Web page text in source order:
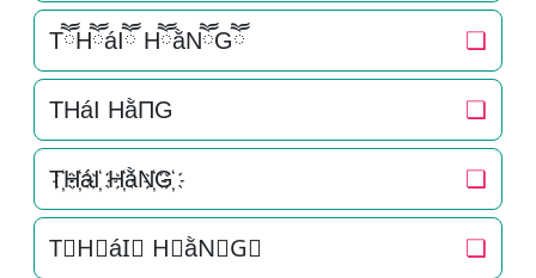
TཽHཽáIཽ HཽằNཽGཽ ❏
THáI HằΠG ❏
T҉H҉áI҉ H҉ằN҉G҉ ❏
T⃜H⃜áI⃜ H⃜ằN⃜G⃜ ❏